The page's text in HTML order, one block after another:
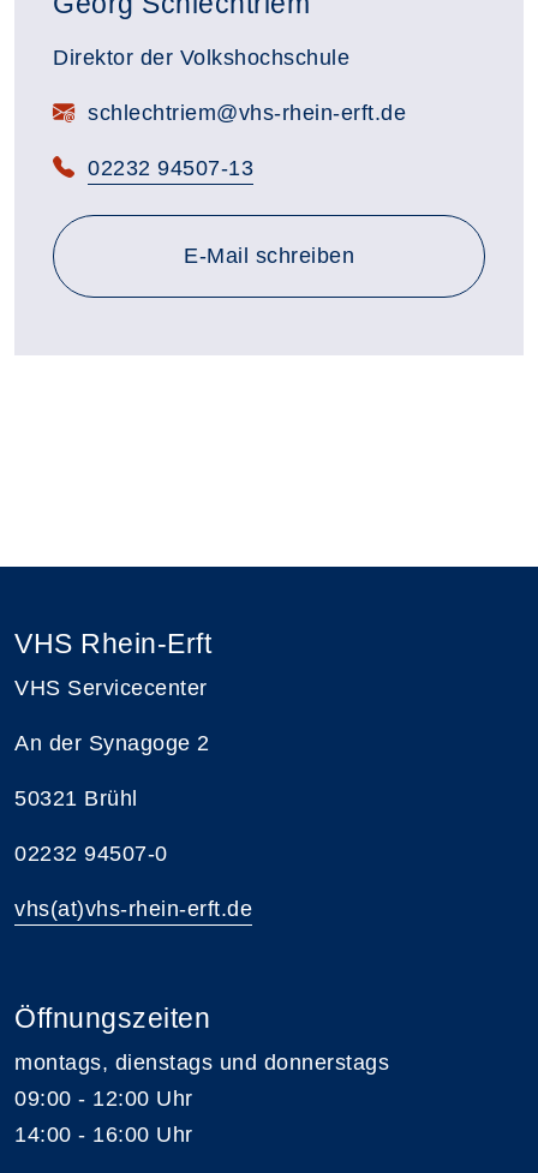
Direktor der Volkshochschule
E-Mail:schlechtriem@vhs-rhein-erft.de
Telefon:
02232 94507-13
E-Mail schreiben
VHS Rhein-Erft
VHS Servicecenter
An der Synagoge 2
50321 Brühl
02232 94507-0
vhs(at)vhs-rhein-erft.de
Öffnungszeiten
montags, dienstags und donnerstags
09:00 - 12:00 Uhr
14:00 - 16:00 Uhr